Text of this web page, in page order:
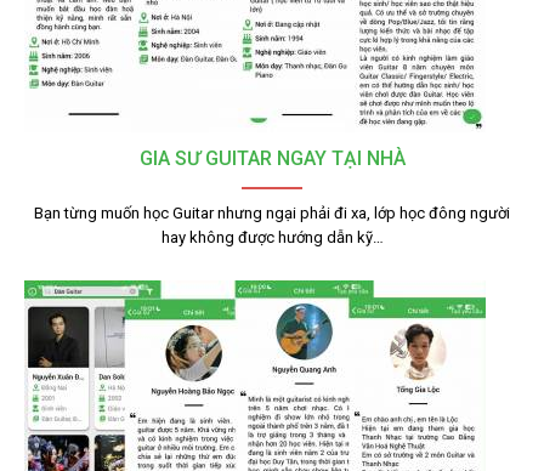
GIA SƯ GUITAR NGAY TẠI NHÀ
Bạn từng muốn học Guitar nhưng ngại phải đi xa, lớp học đông người
hay không được hướng dẫn kỹ…